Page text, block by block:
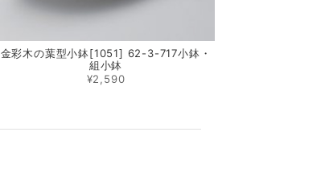
金彩木の葉型小鉢[1051] 62-3-717小鉢・
組小鉢
¥2,590